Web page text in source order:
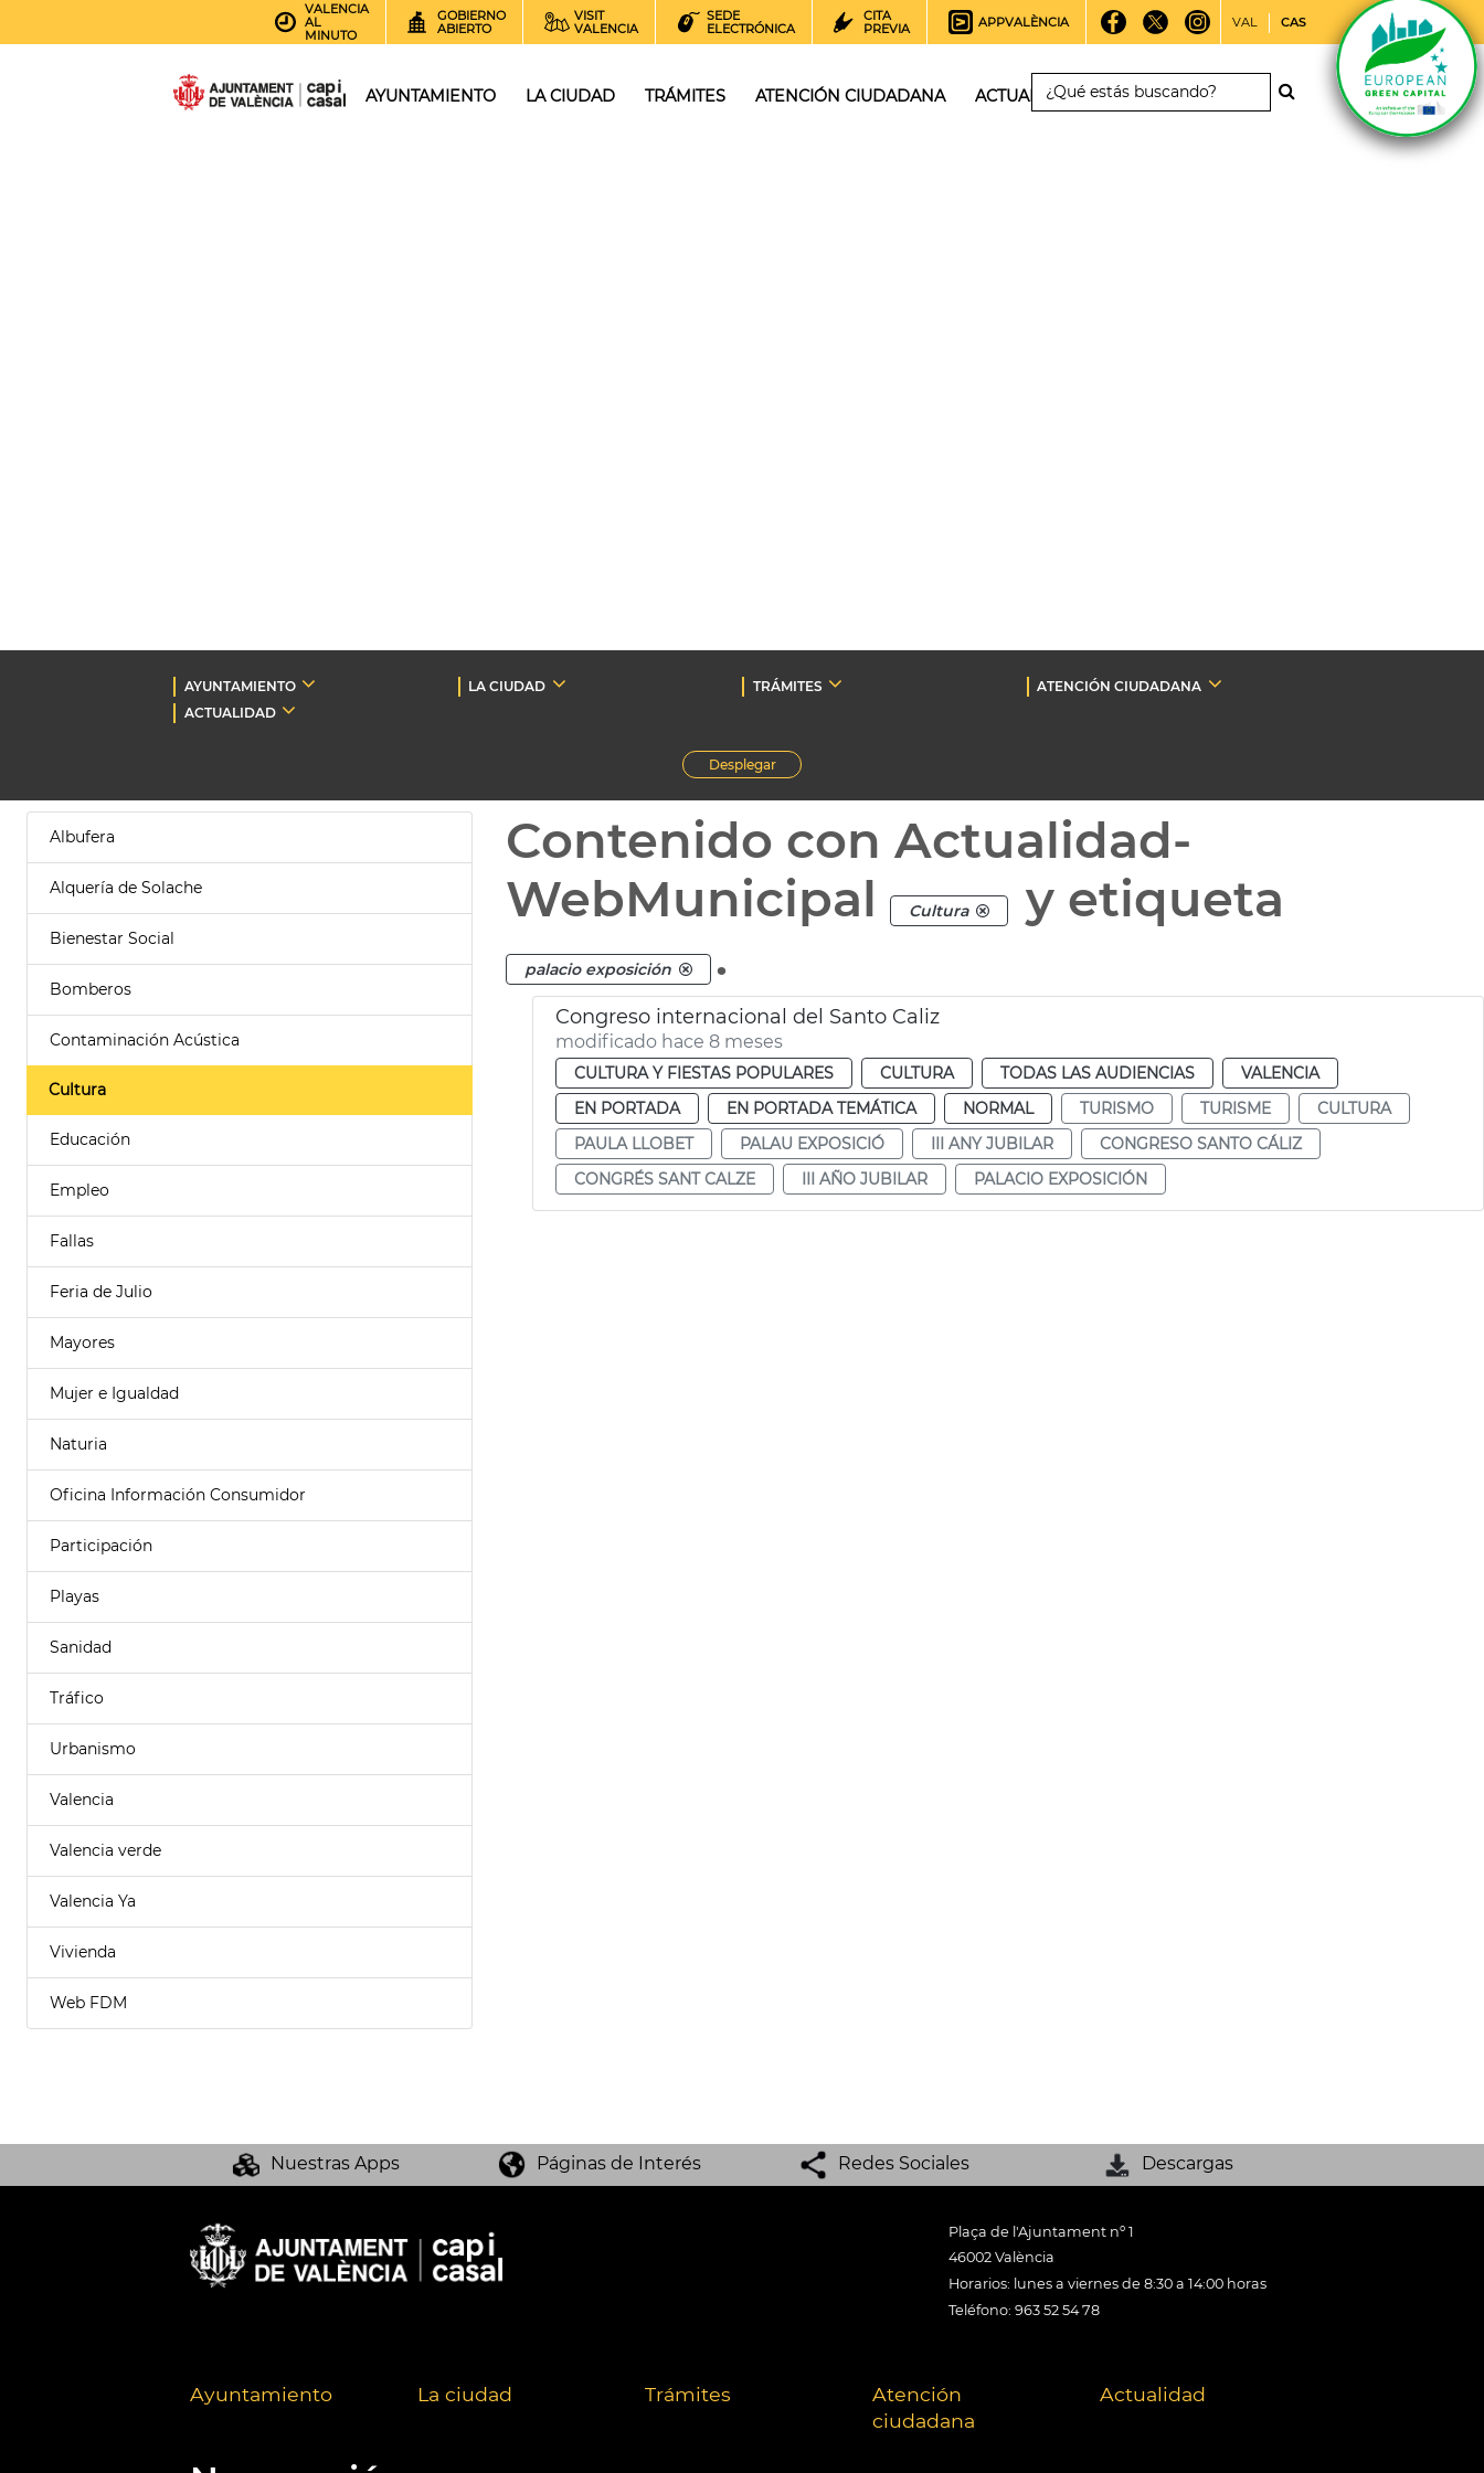
VALENCIA
AL
MINUTO
GOBIERNO
ABIERTO
VISIT
VALENCIA
SEDE
ELECTRÓNICA
CITA
PREVIA
APPVALÈNCIA VAL CAS
AYUNTAMIENTO LA CIUDAD TRÁMITES ATENCIÓN CIUDADANA ACTUALIDAD
AYUNTAMIENTO LA CIUDAD TRÁMITES
ATENCIÓN CIUDADANA
ACTUALIDAD
Desplegar
Albufera
Alquería de Solache
Bienestar Social
Bomberos
Contaminación Acústica
Cultura
Educación
Empleo
Fallas
Feria de Julio
Mayores
Mujer e Igualdad
Naturia
Oficina Información Consumidor
Participación
Playas
Sanidad
Tráfico
Urbanismo
Valencia
Valencia verde
Valencia Ya
Vivienda
Web FDM
Contenido con Actualidad-
WebMunicipal
Cultura y etiqueta
palacio exposición .
Congreso internacional del Santo Caliz
modificado hace 8 meses
CULTURA Y FIESTAS POPULARES CULTURA TODAS LAS AUDIENCIAS
VALENCIA
EN PORTADA
EN PORTADA TEMÁTICA NORMAL TURISMO TURISME
CULTURA
PAULA LLOBET
PALAU EXPOSICIÓ III ANY JUBILAR
CONGRESO SANTO CÁLIZ
CONGRÉS SANT CALZE
III AÑO JUBILAR PALACIO EXPOSICIÓN
Nuestras Apps Páginas de Interés Redes Sociales Descargas
Plaça de l'Ajuntament nº 1
46002 València
Horarios: lunes a viernes de 8:30 a 14:00 horas
Teléfono: 963 52 54 78
Ayuntamiento La ciudad Trámites
Atención
ciudadana
Actualidad